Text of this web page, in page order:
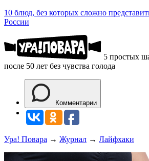
10 блюд, без которых сложно
России
5 простых
после 50 лет без чувства голода
Комментарии
Ура! Повара → Журнал → Лайфхаки